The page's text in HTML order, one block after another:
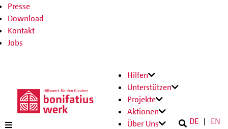
Presse
Download
Kontakt
Jobs
Hilfen
Unterstützen
Projekte
Aktionen
Über Uns
DE EN